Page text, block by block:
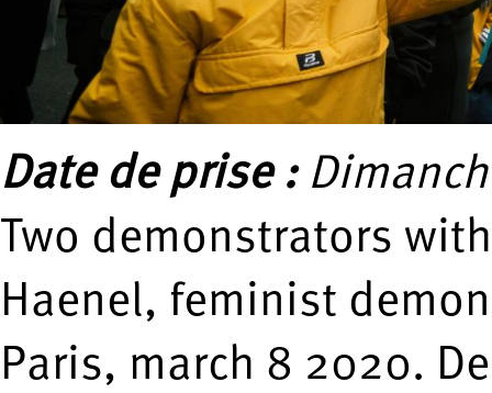
Date de prise :
Two demonstrators
Haenel, feminist
Paris, march 8 2020.